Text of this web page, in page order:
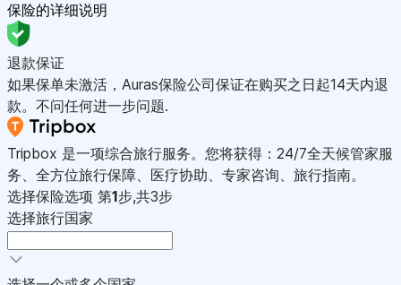
保险的详细说明
退款保证
如果保单未激活，Auras保险公司保证在购买之日起14天内退
款。不问任何进一步问题.
Tripbox 是一项综合旅行服务。您将获得：24/7全天候管家服
务、全方位旅行保障、医疗协助、专家咨询、旅行指南。
选择保险选项 第1步,共3步
选择旅行国家